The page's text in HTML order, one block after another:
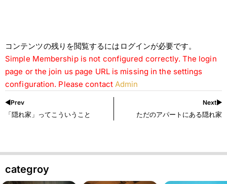
コンテンツの残りを閲覧するにはログインが必要です。
Simple Membership is not configured correctly. The login
page or the join us page URL is missing in the settings
configuration. Please contact Admin
◀︎Prev
「隠れ家」ってこういうこと
Next▶︎
ただのアパートにある隠れ家
categroy